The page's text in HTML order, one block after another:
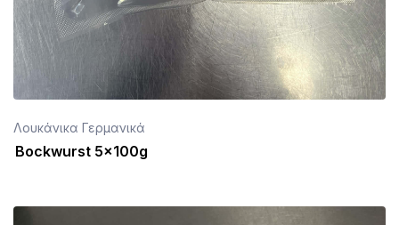
Λουκάνικα Γερμανικά
Bockwurst 5x100g